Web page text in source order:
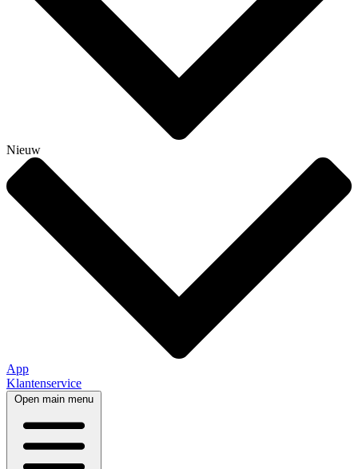
Nieuw
App
Klantenservice
Open main menu